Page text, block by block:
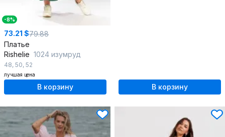
-8%
73.21 $79.88
Платье
Rishelie 1024 изумруд
48, 50, 52
лучшая цена
В корзину В корзину